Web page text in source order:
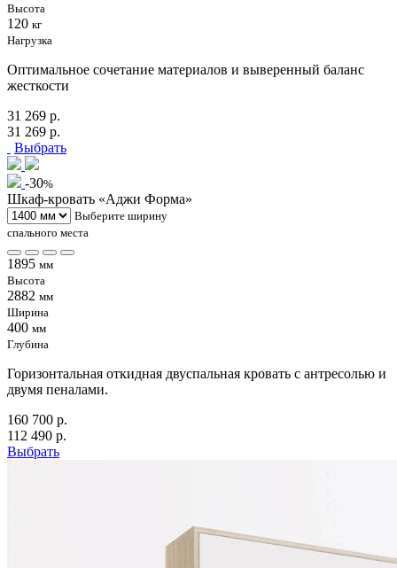
Высота
120 кг
Нагрузка
Оптимальное сочетание материалов и выверенный баланс
жесткости
31 269 р.
31 269 р.
Выбрать
-30%
Шкаф-кровать «Аджи Форма»
Выберите ширину
спального места
1895 мм
Высота
2882 мм
Ширина
400 мм
Глубина
Горизонтальная откидная двуспальная кровать с антресолью и
двумя пеналами.
160 700 р.
112 490 р.
Выбрать